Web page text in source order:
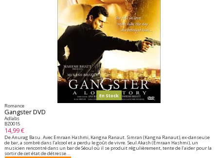
En Stock
Romance
Gangster DVD
Adlabs
BZ0015
14,99 €
De Anurag Basu. Avec Emraan Hashmi, Kangna Ranaut. Simran (Kangna Ranaut), ex-danseuse
de bar, a sombré dans l’alcool et a perdu le goût de vivre. Seul Akash (Emraan Hashmi), un
musicien rencontré dans un bar de Séoul où il se produit régulièrement, tente de l’aider pour la
sortir de cet état de détresse...